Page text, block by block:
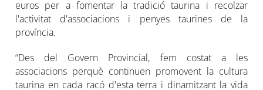
euros per a fomentar la tradició taurina i recolzar
l'activitat d'associacions i penyes taurines de la
província.
“Des del Govern Provincial, fem costat a les
associacions perquè continuen promovent la cultura
taurina en cada racó d'esta terra i dinamitzant la vida